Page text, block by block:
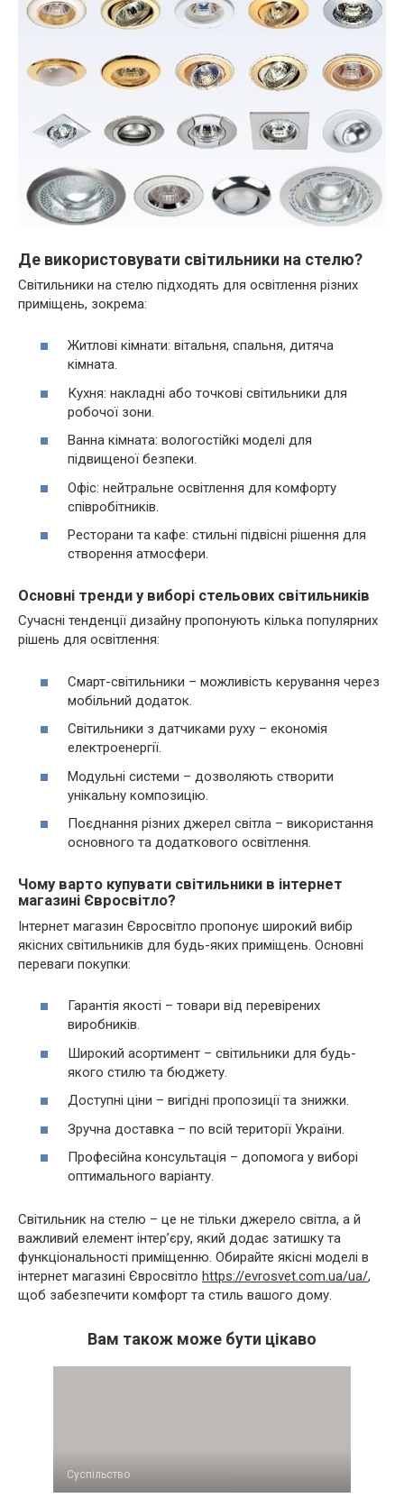
Де використовувати світильники на стелю?
Світильники на стелю підходять для освітлення різних
приміщень, зокрема:
Житлові кімнати: вітальня, спальня, дитяча
кімната.
Кухня: накладні або точкові світильники для
робочої зони.
Ванна кімната: вологостійкі моделі для
підвищеної безпеки.
Офіс: нейтральне освітлення для комфорту
співробітників.
Ресторани та кафе: стильні підвісні рішення для
створення атмосфери.
Основні тренди у виборі стельових світильників
Сучасні тенденції дизайну пропонують кілька популярних
рішень для освітлення:
Смарт-світильники – можливість керування через
мобільний додаток.
Світильники з датчиками руху – економія
електроенергії.
Модульні системи – дозволяють створити
унікальну композицію.
Поєднання різних джерел світла – використання
основного та додаткового освітлення.
Чому варто купувати світильники в інтернет
магазині Євросвітло?
Інтернет магазин Євросвітло пропонує широкий вибір
якісних світильників для будь-яких приміщень. Основні
переваги покупки:
Гарантія якості – товари від перевірених
виробників.
Широкий асортимент – світильники для будь-
якого стилю та бюджету.
Доступні ціни – вигідні пропозиції та знижки.
Зручна доставка – по всій території України.
Професійна консультація – допомога у виборі
оптимального варіанту.
Світильник на стелю – це не тільки джерело світла, а й
важливий елемент інтер’єру, який додає затишку та
функціональності приміщенню. Обирайте якісні моделі в
інтернет магазині Євросвітло https://evrosvet.com.ua/ua/,
щоб забезпечити комфорт та стиль вашого дому.
Вам також може бути цікаво
Суспільство